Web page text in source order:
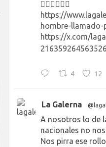
👉🏻👉🏻👉🏻
https://
hombre-
https://x.com/
4 12
La Galerna
A nosotros lo de
nacionales no
Nos pirra ese